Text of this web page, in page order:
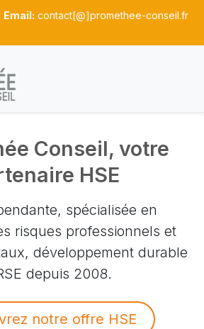
Email: contact[@]promethee-conseil.fr
Conseil, votre
HSE
spécialisée en
risques professionnels et
développement durable
depuis 2008.
notre offre HSE